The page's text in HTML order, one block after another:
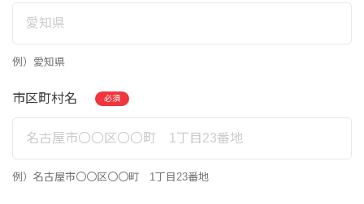
例）愛知県
市区町村名 必須
例）名古屋市〇〇区〇〇町 1丁目23番地